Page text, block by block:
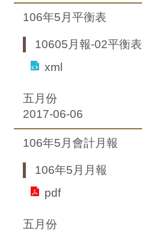
106年5月平衡表
10605月報-02平衡表
xml
五月份
2017-06-06
106年5月會計月報
106年5月月報
pdf
五月份